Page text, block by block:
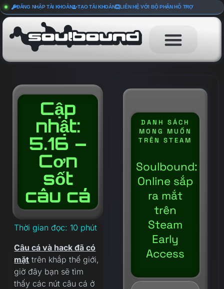
ĐĂNG NHẬP TÀI KHOẢN TẠO TÀI KHOẢN LIÊN HỆ VỚI BỘ PHẬN HỖ TRỢ
Cập
nhật:
5.16 –
Cơn
sốt
câu cá
Thời gian đọc: 10 phút
Câu cá và hack đã có
mặt trên khắp thế giới,
giờ đây bạn sẽ tìm
thấy các nút câu cá ở
DANH SÁCH
MONG MUỐN
TRÊN STEAM
Soulbound:
Online sắp
ra mắt
trên
Steam
Early
Access